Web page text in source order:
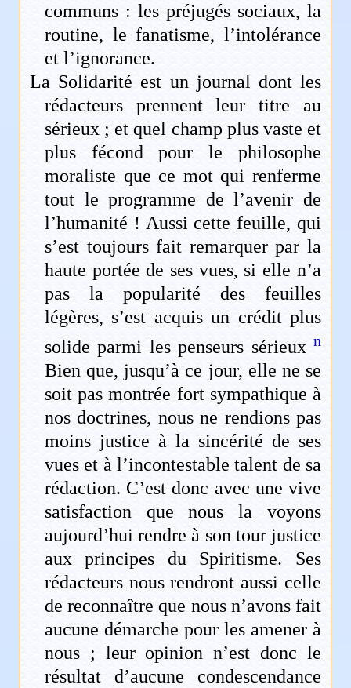
communs : les préjugés sociaux, la
routine, le fanatisme, l’intolérance
et l’ignorance.
La Solidarité est un journal dont les
rédacteurs prennent leur titre au
sérieux ; et quel champ plus vaste et
plus fécond pour le philosophe
moraliste que ce mot qui renferme
tout le programme de l’avenir de
l’humanité ! Aussi cette feuille, qui
s’est toujours fait remarquer par la
haute portée de ses vues, si elle n’a
pas la popularité des feuilles
légères, s’est acquis un crédit plus
solide parmi les penseurs sérieux n
Bien que, jusqu’à ce jour, elle ne se
soit pas montrée fort sympathique à
nos doctrines, nous ne rendions pas
moins justice à la sincérité de ses
vues et à l’incontestable talent de sa
rédaction. C’est donc avec une vive
satisfaction que nous la voyons
aujourd’hui rendre à son tour justice
aux principes du Spiritisme. Ses
rédacteurs nous rendront aussi celle
de reconnaître que nous n’avons fait
aucune démarche pour les amener à
nous ; leur opinion n’est donc le
résultat d’aucune condescendance